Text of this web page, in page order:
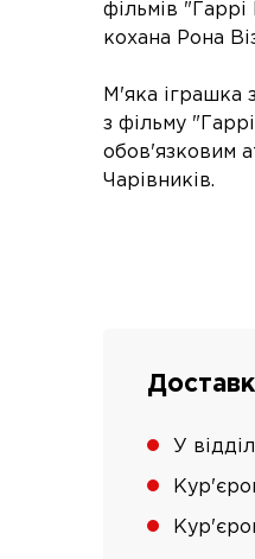
фільмів
кохана Рона
М'яка іграшка
з фільму
обов'язковим
Чарівників.
У